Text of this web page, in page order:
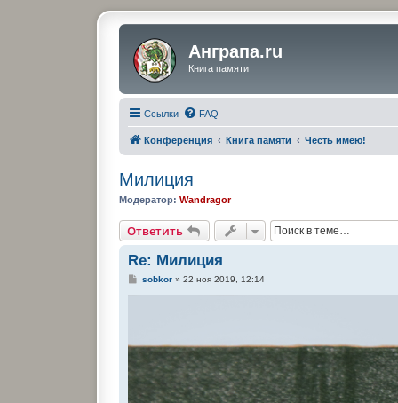
Анграпа.ru
Книга памяти
Ссылки FAQ
Конференция Книга памяти Честь имею!
Милиция
Модератор: Wandragor
Ответить
Re: Милиция
Сsobkor »22 ноя 2019, 12:14